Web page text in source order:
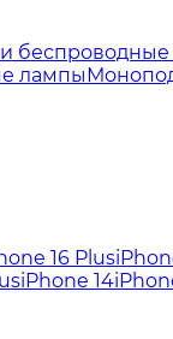
беспроводные
лампы
16 Plus
iPhone 14